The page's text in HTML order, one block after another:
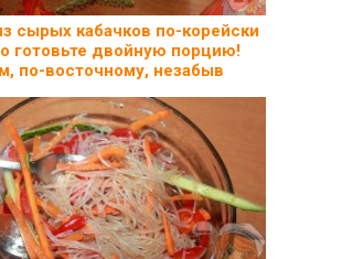
сырых кабачков по-корейски
готовьте двойную порцию!
по-восточному, незабыв